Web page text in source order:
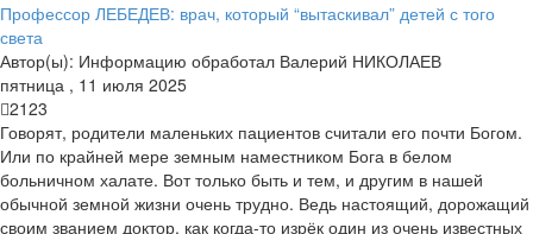
Профессор ЛЕБЕДЕВ: врач, который “вытаскивал” детей с того
света
Автор(ы): Информацию обработал Валерий НИКОЛАЕВ
пятница , 11 июля 2025
2123
Говорят, родители маленьких пациентов считали его почти Богом.
Или по крайней мере земным наместником Бога в белом
больничном халате. Вот только быть и тем, и другим в нашей
обычной земной жизни очень трудно. Ведь настоящий, дорожащий
своим званием доктор, как когда-то изрёк один из очень известных